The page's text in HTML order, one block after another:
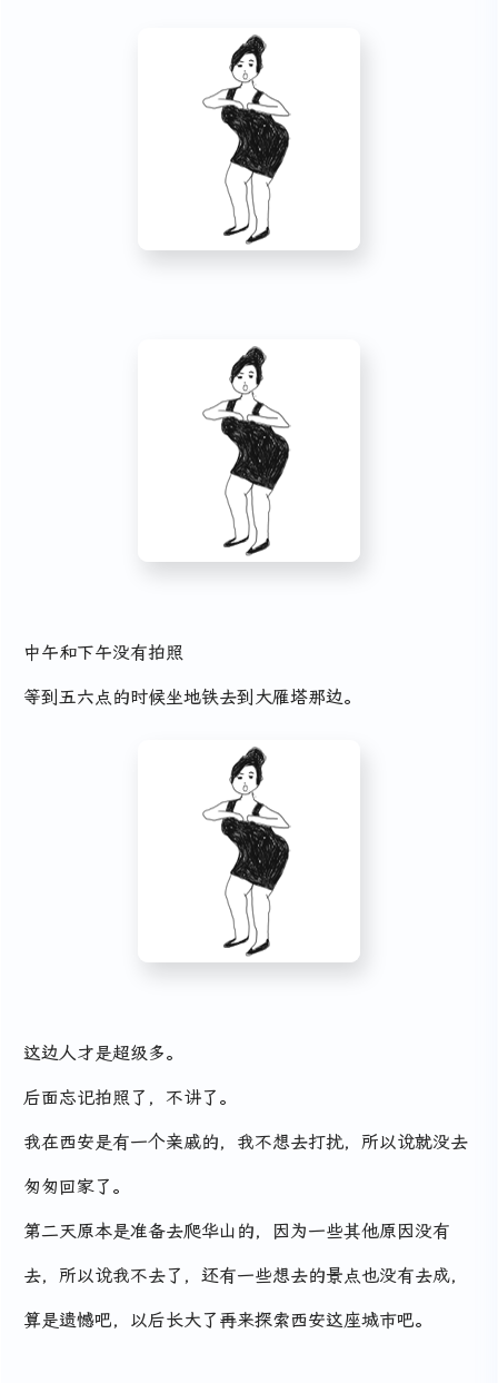
中午和下午没有拍照
等到五六点的时候坐地铁去到大雁塔那边。
这边人才是超级多。
后面忘记拍照了，不讲了。
我在西安是有一个亲戚的，我不想去打扰，所以说就没去
匆匆回家了。
第二天原本是准备去爬华山的，因为一些其他原因没有
去，所以说我不去了，还有一些想去的景点也没有去成，
算是遗憾吧，以后长大了再来探索西安这座城市吧。